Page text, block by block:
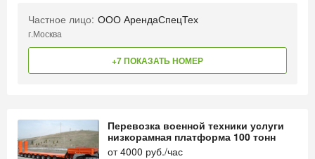
Частное лицо: ООО АрендаСпецТех
г.Москва
+7 ПОКАЗАТЬ НОМЕР
Перевозка военной техники услуги
низкорамная платформа 100 тонн
от4000 руб./час